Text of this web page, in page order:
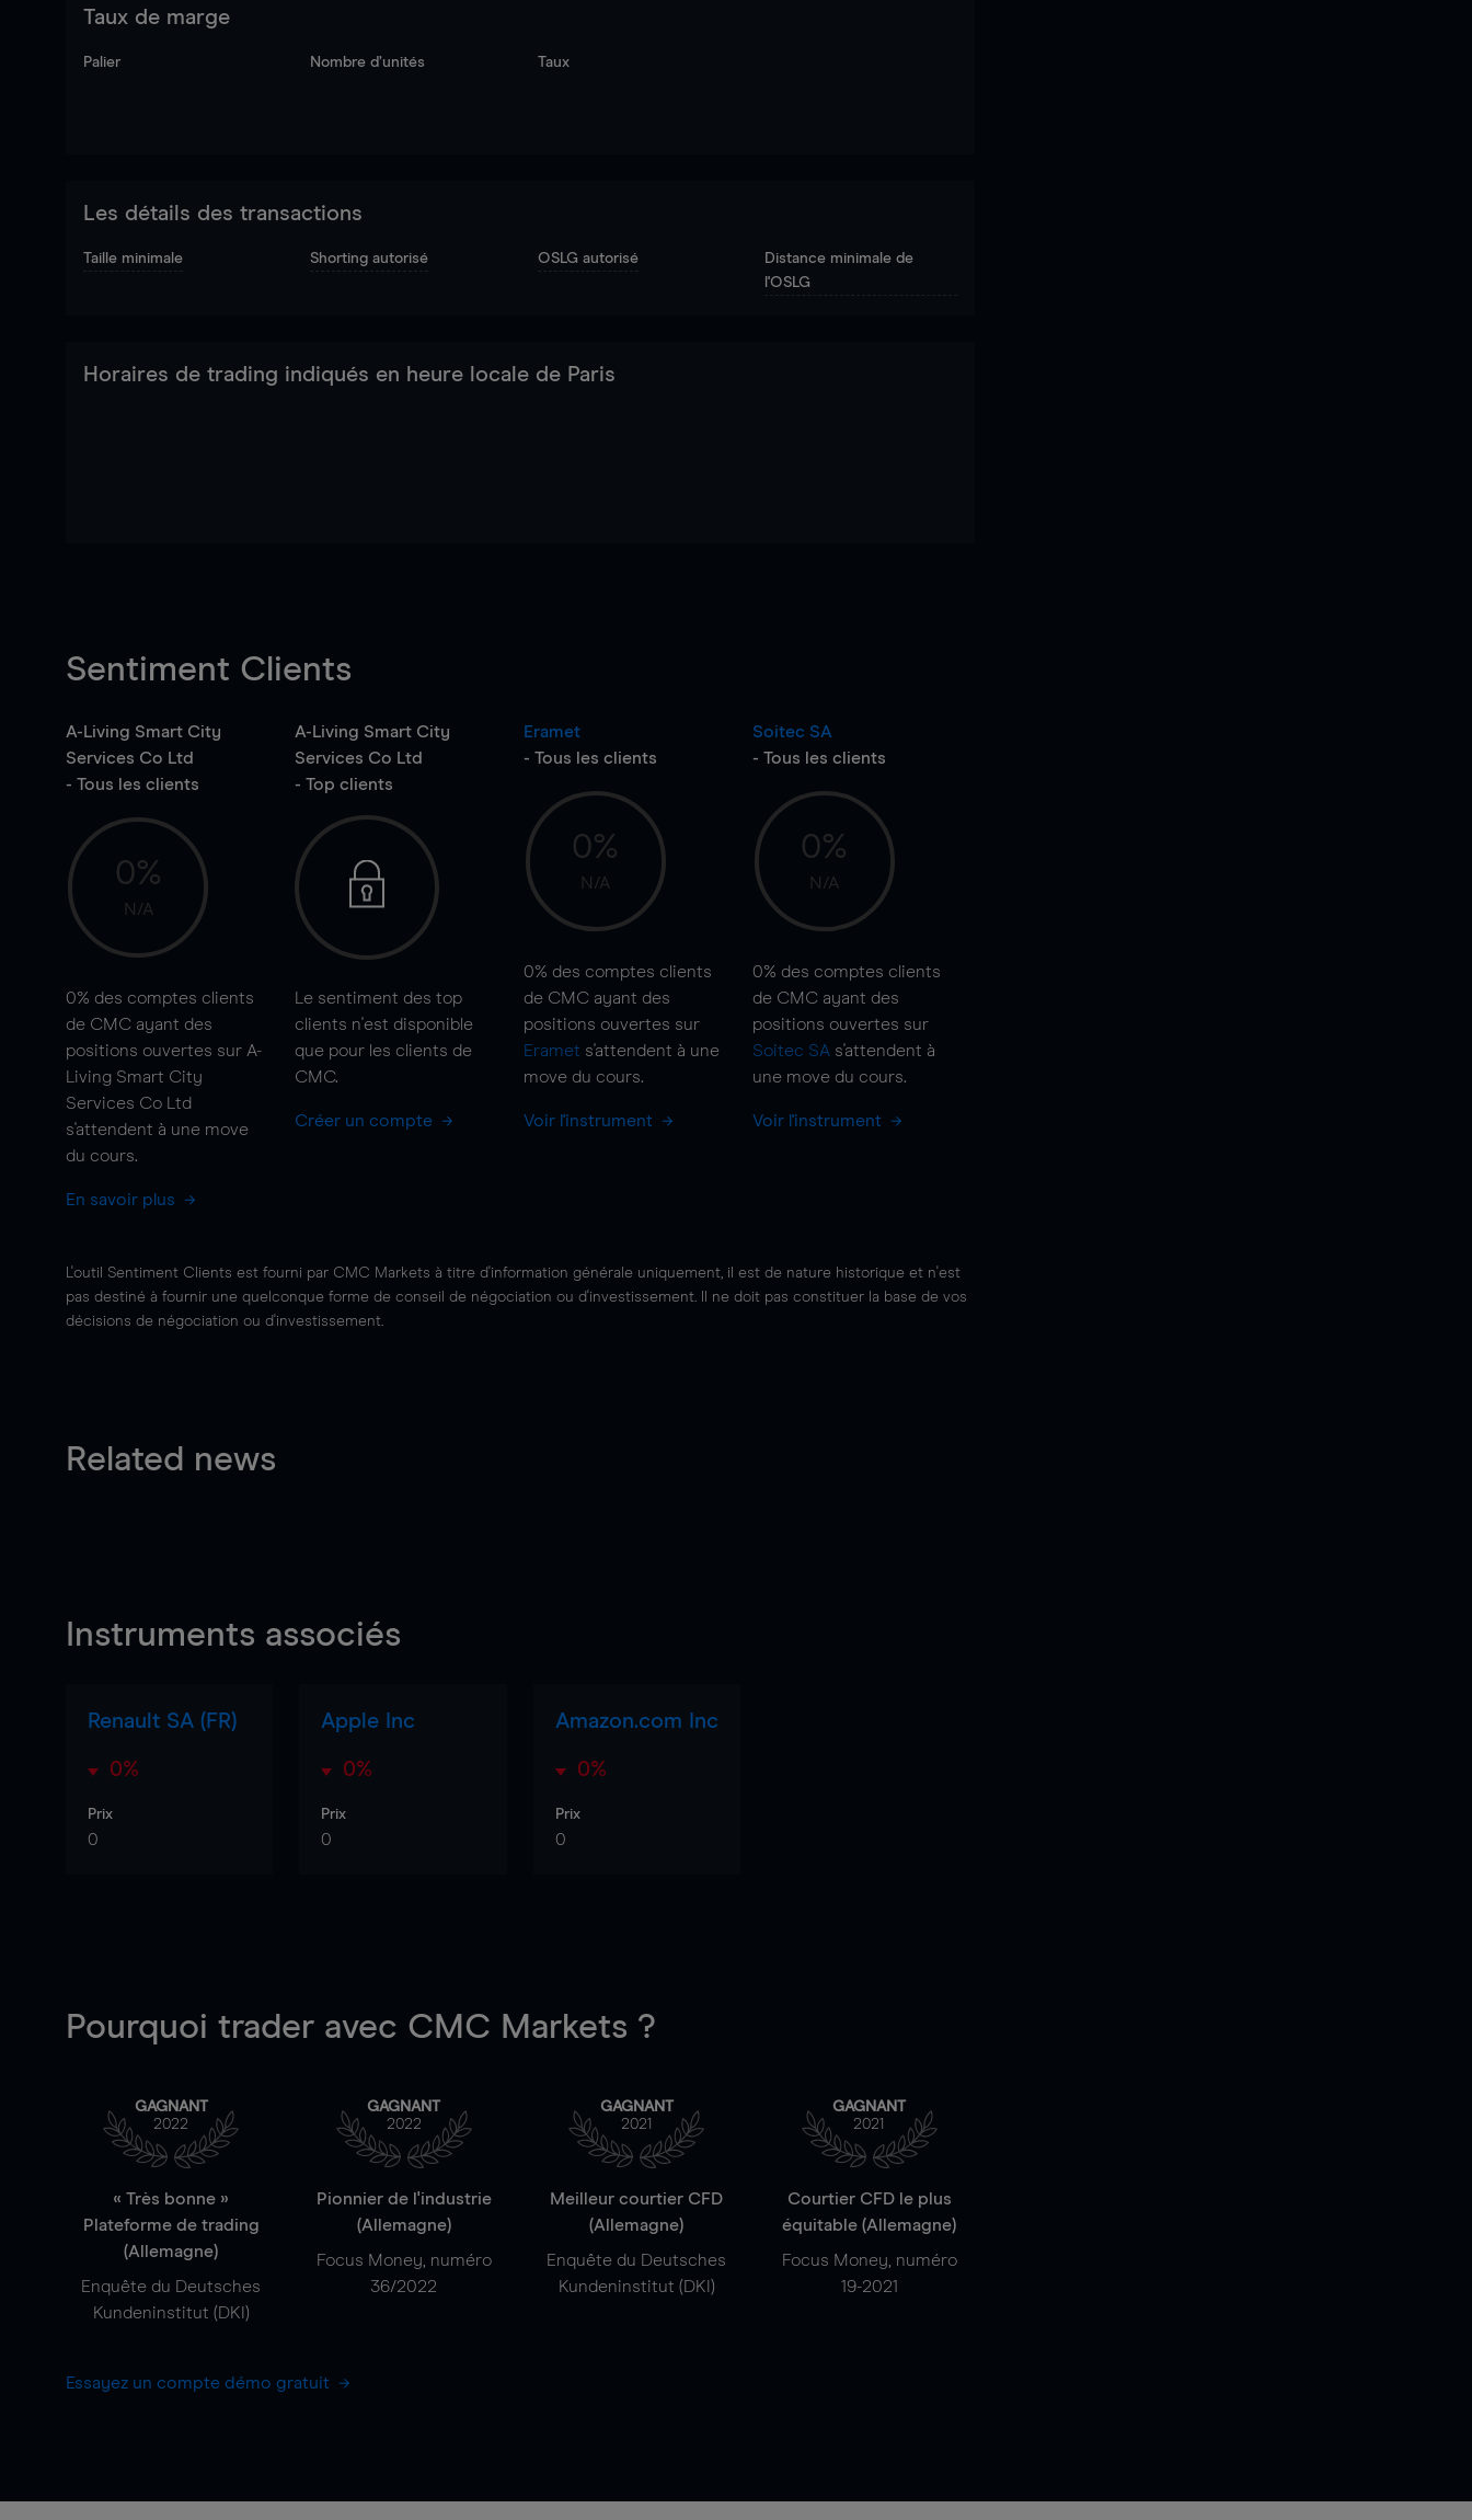
Taux de marge
Palier Nombre d’unités Taux
Les détails des transactions
Taille minimale Shorting autorisé OSLG autorisé
Distance minimale de
l'OSLG
Horaires de trading indiqués en heure locale de Paris
Sentiment Clients
A-Living Smart City
Services Co Ltd
- Tous les clients
0%
N/A
0% des comptes clients
de CMC ayant des
positions ouvertes sur A-
Living Smart City
Services Co Ltd
s'attendent à une move
du cours.
En savoir plus
A-Living Smart City
Services Co Ltd
- Top clients
Le sentiment des top
clients n'est disponible
que pour les clients de
CMC.
Créer un compte
Eramet
- Tous les clients
0%
N/A
0% des comptes clients
de CMC ayant des
positions ouvertes sur
Eramet s'attendent à une
move du cours.
Voir l'instrument
Soitec SA
- Tous les clients
0%
N/A
0% des comptes clients
de CMC ayant des
positions ouvertes sur
Soitec SA s'attendent à
une move du cours.
Voir l'instrument
L'outil Sentiment Clients est fourni par CMC Markets à titre d'information générale uniquement, il est de nature historique et n'est
pas destiné à fournir une quelconque forme de conseil de négociation ou d'investissement. Il ne doit pas constituer la base de vos
décisions de négociation ou d'investissement.
Related news
Instruments associés
Renault SA (FR)
0%
Prix
0
Apple Inc
0%
Prix
0
Amazon.com Inc
0%
Prix
0
Pourquoi trader avec CMC Markets ?
GAGNANT
2022
« Très bonne »
Plateforme de trading
(Allemagne)
Enquête du Deutsches
Kundeninstitut (DKI)
GAGNANT
2022
Pionnier de l'industrie
(Allemagne)
Focus Money, numéro
36/2022
GAGNANT
2021
Meilleur courtier CFD
(Allemagne)
Enquête du Deutsches
Kundeninstitut (DKI)
GAGNANT
2021
Courtier CFD le plus
équitable (Allemagne)
Focus Money, numéro
19-2021
Essayez un compte démo gratuit